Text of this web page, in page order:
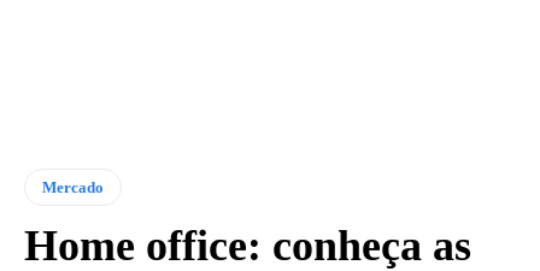
Mercado
Home office: conheça as